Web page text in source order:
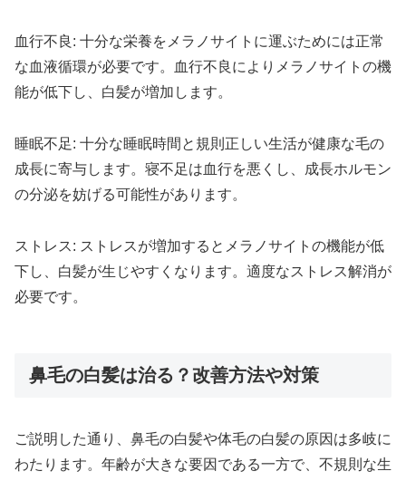
血行不良: 十分な栄養をメラノサイトに運ぶためには正常
な血液循環が必要です。血行不良によりメラノサイトの機
能が低下し、白髪が増加します。
睡眠不足: 十分な睡眠時間と規則正しい生活が健康な毛の
成長に寄与します。寝不足は血行を悪くし、成長ホルモン
の分泌を妨げる可能性があります。
ストレス: ストレスが増加するとメラノサイトの機能が低
下し、白髪が生じやすくなります。適度なストレス解消が
必要です。
鼻毛の白髪は治る？改善方法や対策
ご説明した通り、鼻毛の白髪や体毛の白髪の原因は多岐に
わたります。年齢が大きな要因である一方で、不規則な生